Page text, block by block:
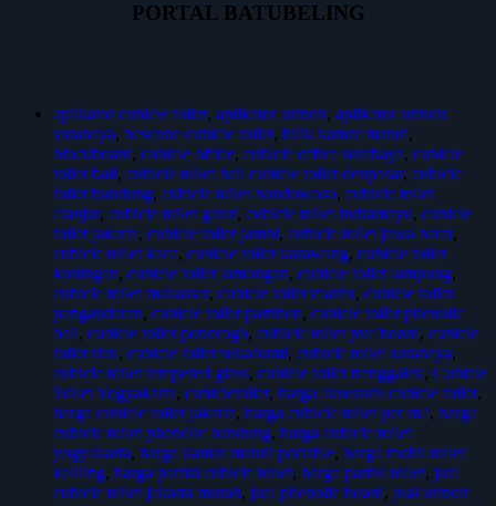
PORTAL BATUBELING
aplikator cubicle toilet, aplikator urinoir, aplikator urinoir
surabaya, bescube cubicle toilet, bilik kamar mandi,
blockboard, cubicle office, cubicle office surabaya, cubicle
toilet bali, cubicle toilet bali cubicle toilet denpasar, cubicle
toilet bandung, cubicle toilet bondowoso, cubicle toilet
cianjur, cubicle toilet garut, cubicle toilet indramayu, cubicle
toilet jakarta, cubicle toilet jambi, cubicle toilet jawa barat,
cubicle toilet kaca, cubicle toilet karawang, cubicle toilet
kuningan, cubicle toilet lamongan, cubicle toilet lampung,
cubicle toilet makassar, cubicle toilet matrix, cubicle toilet
pangandaran, cubicle toilet partition, cubicle toilet phenolic
bali, cubicle toilet ponorogo, cubicle toilet pvc board, cubicle
toilet riau, cubicle toilet sukabumi, cubicle toilet surabaya,
cubicle toilet tempered glass, cubicle toilet trenggalek, Cubicle
Toilet Yogyakarta, cubicletoilet, harga aksesoris cubicle toilet,
harga cubicle toilet jakarta, harga cubicle toilet per m2, harga
cubicle toilet phenolic bandung, harga cubicle toilet
yogyakarta, harga kamar mandi portable, harga mobil toilet
keliling, harga partisi cubicle toilet, harga partisi toilet, jual
cubicle toilet jakarta murah, jual phenolic board, jual urinoir